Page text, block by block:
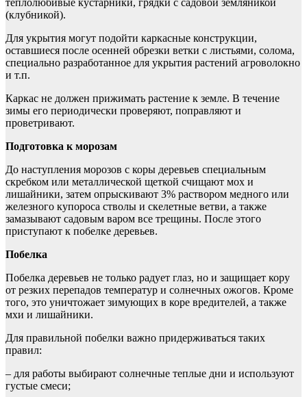
теплолюбивые кустарники, грядки с садовой земляникой
(клубникой).
Для укрытия могут подойти каркасные конструкции,
оставшиеся после осенней обрезки ветки с листьями, солома,
специально разработанное для укрытия растений агроволокно
и т.п.
Каркас не должен прижимать растение к земле. В течение
зимы его периодически проверяют, поправляют и
проветривают.
Подготовка к морозам
До наступления морозов с коры деревьев специальным
скребком или металлической щеткой счищают мох и
лишайники, затем опрыскивают 3% раствором медного или
железного купороса стволы и скелетные ветви, а также
замазывают садовым варом все трещины. После этого
приступают к побелке деревьев.
Побелка
Побелка деревьев не только радует глаз, но и защищает кору
от резких перепадов температур и солнечных ожогов. Кроме
того, это уничтожает зимующих в коре вредителей, а также
мхи и лишайники.
Для правильной побелки важно придерживаться таких
правил:
– для работы выбирают солнечные теплые дни и используют
густые смеси;